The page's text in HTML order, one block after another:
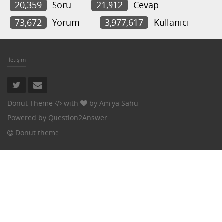
20,359 Soru 21,912
Cevap
73,672
Yorum 3,977,617 Kullanıcı
İletişim
Donut Theme with by Amiya Sahu
Powered by Question2Answer
Donut theme